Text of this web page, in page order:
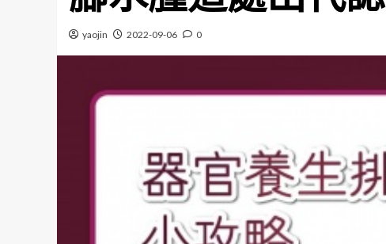
yaojin 2022-09-06 0